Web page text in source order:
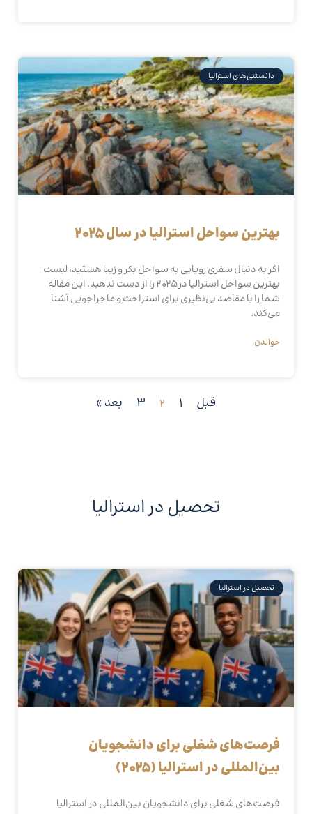
دانستنی‌های استرالیا
بهترین سواحل استرالیا در سال 2025
اگر به دنبال سفری رویایی به سواحل بکر و زیبا هستید، لیست
بهترین سواحل استرالیا در 2025 را از دست ندهید. این مقاله
شما را با مقاصد بی‌نظیری برای استراحت و ماجراجویی آشنا
می‌کند.
خواندن
قبل 1
2
3 بعد »
تحصیل در استرالیا
تحصیل در استرالیا
فرصت‌های شغلی برای دانشجویان
بین‌المللی در استرالیا (2025)
فرصت‌های شغلی برای دانشجویان بین‌المللی در استرالیا